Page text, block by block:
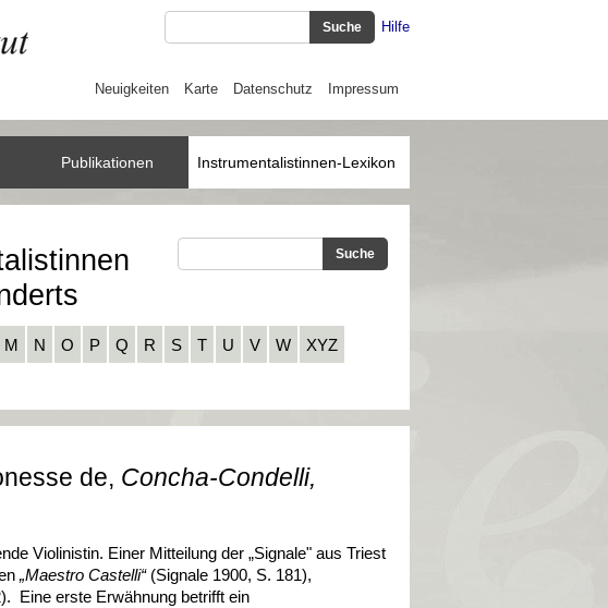
Hilfe
Neuigkeiten Karte Datenschutz Impressum
Publikationen Instrumentalistinnen-Lexikon
M N O P Q R S T U V W XYZ
de, Concha-Condelli,
Violinistin. Einer Mitteilung der „Signale" aus Triest
„Maestro Castelli“(Signale 1900, S. 181),
Eine erste Erwähnung betrifft ein